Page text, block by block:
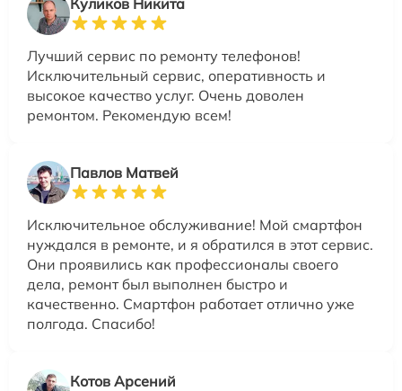
Лучший сервис по ремонту телефонов!
Исключительный сервис, оперативность и
высокое качество услуг. Очень доволен
ремонтом. Рекомендую всем!
Павлов Матвей
Исключительное обслуживание! Мой смартфон
нуждался в ремонте, и я обратился в этот сервис.
Они проявились как профессионалы своего
дела, ремонт был выполнен быстро и
качественно. Смартфон работает отлично уже
полгода. Спасибо!
Котов Арсений